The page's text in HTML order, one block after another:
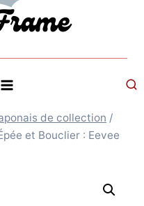
de collection /
et Bouclier : Eevee